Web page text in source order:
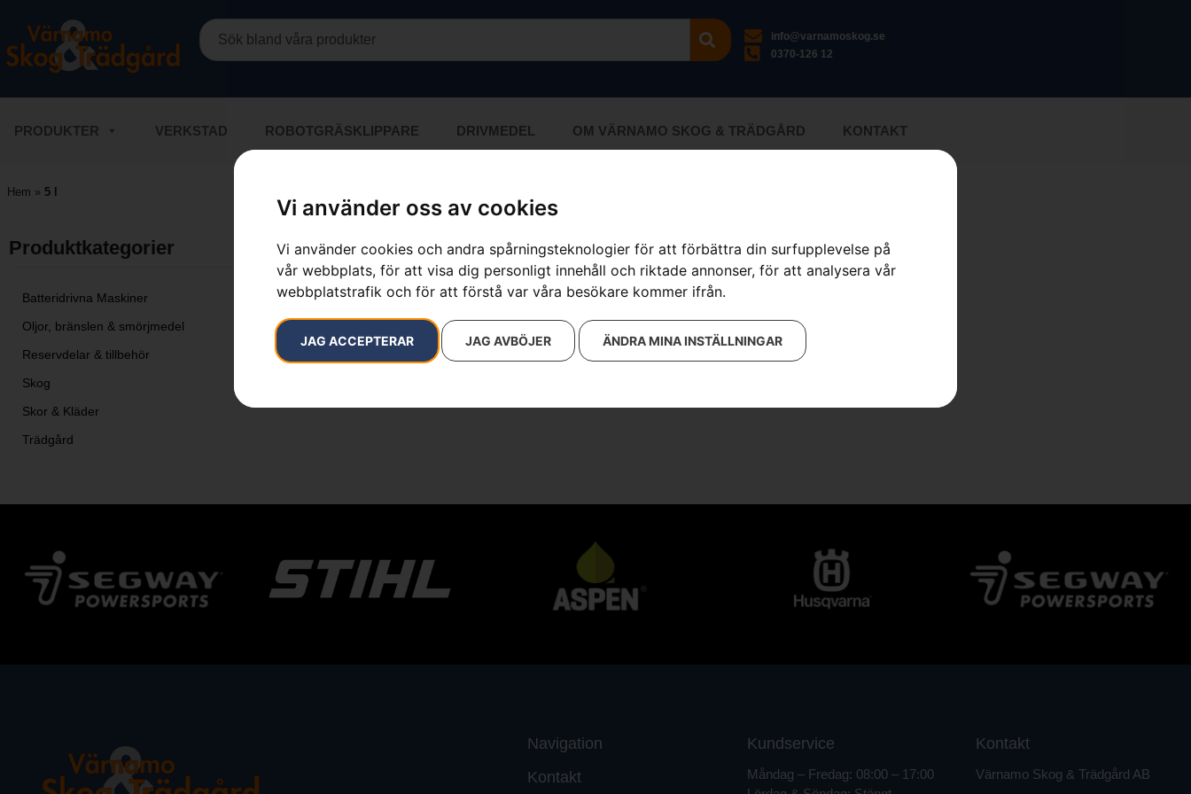
Vi använder oss av cookies
Vi använder cookies och andra spårningsteknologier för att förbättra din surfupplevelse på
vår webbplats, för att visa dig personligt innehåll och riktade annonser, för att analysera vår
webbplatstrafik och för att förstå var våra besökare kommer ifrån.
JAG ACCEPTERAR JAG AVBÖJER ÄNDRA MINA INSTÄLLNINGAR
info@varnamoskog.se
0370-126 12
PRODUKTER VERKSTAD ROBOTGRÄSKLIPPARE DRIVMEDEL OM VÄRNAMO SKOG & TRÄDGÅRD KONTAKT
Hem » 5 l
Produktkategorier​
Batteridrivna Maskiner
Oljor, bränslen & smörjmedel
Reservdelar & tillbehör
Skog
Skor & Kläder
Trädgård
Inga resultat.
Navigation
Kontakt
Kundservice
Måndag – Fredag: 08:00 – 17:00
Kontakt
Värnamo Skog & Trädgård AB